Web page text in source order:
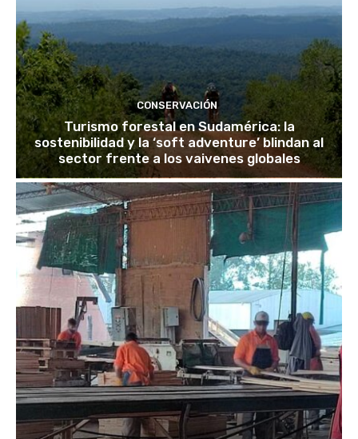
CONSERVACIÓN
Turismo forestal en Sudamérica: la
sostenibilidad y la ‘soft adventure’ blindan al
sector frente a los vaivenes globales